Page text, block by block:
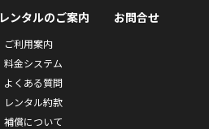
レンタルのご案内
ご利用案内
料金システム
よくある質問
レンタル約款
補償について
お問合せ